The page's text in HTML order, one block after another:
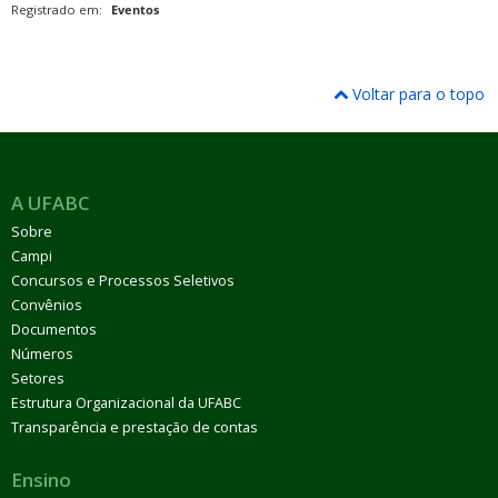
Registrado em: Eventos
Voltar para o topo
A UFABC
Sobre
Campi
Concursos e Processos Seletivos
Convênios
Documentos
Números
Setores
Estrutura Organizacional da UFABC
Transparência e prestação de contas
Ensino